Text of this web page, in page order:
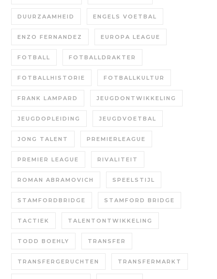
DUURZAAMHEID ENGELS VOETBAL
ENZO FERNANDEZ EUROPA LEAGUE
FOTBALL FOTBALLDRAKTER
FOTBALLHISTORIE FOTBALLKULTUR
FRANK LAMPARD JEUGDONTWIKKELING
JEUGDOPLEIDING JEUGDVOETBAL
JONG TALENT PREMIERLEAGUE
PREMIER LEAGUE RIVALITEIT
ROMAN ABRAMOVICH SPEELSTIJL
STAMFORDBRIDGE STAMFORD BRIDGE
TACTIEK TALENTONTWIKKELING
TODD BOEHLY TRANSFER
TRANSFERGERUCHTEN TRANSFERMARKT